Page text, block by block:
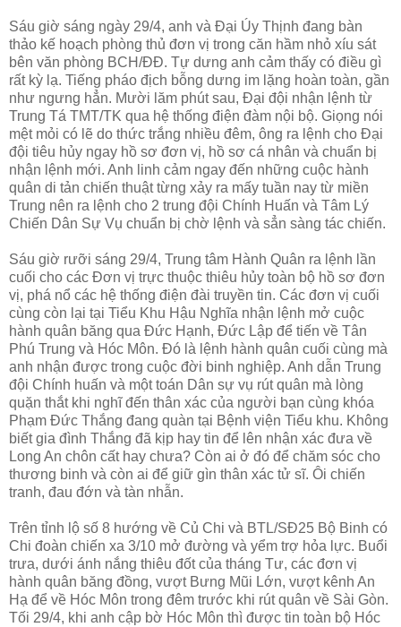
Sáu giờ sáng ngày 29/4, anh và Đại Úy Thịnh đang bàn
thảo kế hoạch phòng thủ đơn vị trong căn hầm nhỏ xíu sát
bên văn phòng BCH/ĐĐ. Tự dưng anh cảm thấy có điều gì
rất kỳ lạ. Tiếng pháo địch bỗng dưng im lặng hoàn toàn, gần
như ngưng hẳn. Mười lăm phút sau, Đại đội nhận lệnh từ
Trung Tá TMT/TK qua hệ thống điện đàm nội bộ. Giọng nói
mệt mỏi có lẽ do thức trắng nhiều đêm, ông ra lệnh cho Đại
đội tiêu hủy ngay hồ sơ đơn vị, hồ sơ cá nhân và chuẩn bị
nhận lệnh mới. Anh linh cảm ngay đến những cuộc hành
quân di tản chiến thuật từng xảy ra mấy tuần nay từ miền
Trung nên ra lệnh cho 2 trung đội Chính Huấn và Tâm Lý
Chiến Dân Sự Vụ chuẩn bị chờ lệnh và sẳn sàng tác chiến.
Sáu giờ rưỡi sáng 29/4, Trung tâm Hành Quân ra lệnh lần
cuối cho các Đơn vị trực thuộc thiêu hủy toàn bộ hồ sơ đơn
vị, phá nổ các hệ thống điện đài truyền tin. Các đơn vị cuối
cùng còn lại tại Tiểu Khu Hậu Nghĩa nhận lệnh mở cuộc
hành quân băng qua Đức Hạnh, Đức Lập để tiến về Tân
Phú Trung và Hóc Môn. Đó là lệnh hành quân cuối cùng mà
anh nhận được trong cuộc đời binh nghiệp. Anh dẫn Trung
đội Chính huấn và một toán Dân sự vụ rút quân mà lòng
quặn thắt khi nghĩ đến thân xác của người bạn cùng khóa
Phạm Đức Thắng đang quàn tại Bệnh viện Tiểu khu. Không
biết gia đình Thắng đã kịp hay tin để lên nhận xác đưa về
Long An chôn cất hay chưa? Còn ai ở đó để chăm sóc cho
thương binh và còn ai để giữ gìn thân xác tử sĩ. Ôi chiến
tranh, đau đớn và tàn nhẫn.
Trên tỉnh lộ số 8 hướng về Củ Chi và BTL/SĐ25 Bộ Binh có
Chi đoàn chiến xa 3/10 mở đường và yểm trợ hỏa lực. Buổi
trưa, dưới ánh nắng thiêu đốt của tháng Tư, các đơn vị
hành quân băng đồng, vượt Bưng Mũi Lớn, vượt kênh An
Hạ để về Hóc Môn trong đêm trước khi rút quân về Sài Gòn.
Tối 29/4, khi anh cập bờ Hóc Môn thì được tin toàn bộ Hóc